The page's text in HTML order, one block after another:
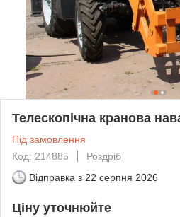
Телескопічна кранова
Під замовлення
Код: 214885
Роздріб
Відправка з 22 серпня 2026
Ціну уточнюйте